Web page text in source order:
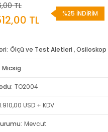
TL
TL %25 İNDİRİM
Ölçü ve Test Aletleri ,Osiloskop
Micsig
TO2004
USD + KDV
Mevcut